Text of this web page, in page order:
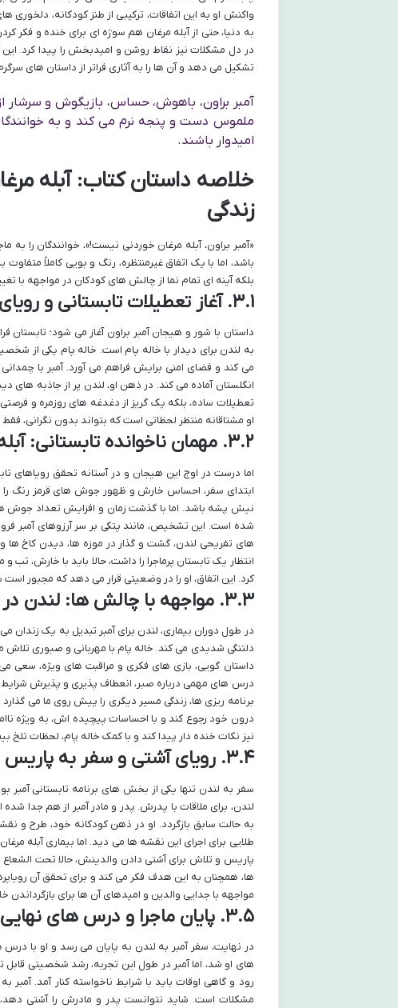
واکنش او به این اتفاقات، ترکیبی از طنز کودکانه، دلخوری
به دنیا، حتی از آبله مرغان هم سوژه ای برای خنده و فکر
در دل مشکلات نیز نقاط روشن و امیدبخش را پیدا کرد.
تشکیل می دهد و آن ها را به آثاری فراتر از داستان های
آمبر براون، باهوش، حساس، بازیگوش و سرشار
ملموس دست و پنجه نرم می کند و به
امیدوار باشند.
خلاصه داستان کتاب: آبله
زندگی
«آمبر براون، آبله مرغان خوردنی نیست!»، خوانندگان را به
باشد، اما با یک اتفاق غیرمنتظره، رنگ و بویی کاملاً
بلکه آینه ای تمام نما از چالش های کودکان در مواجهه
۳.۱. آغاز تعطیلات تابستانی و رویای لندن
داستان با شور و هیجان آمبر براون آغاز می شود؛ تابستان
به لندن برای دیدار با خاله پام است. خاله پام یکی از
می کند و فضای امنی برایش فراهم می آورد. آمبر با
انگلستان آماده می کند. در ذهن او، لندن پر از جاذبه
تعطیلات ساده، بلکه یک گریز از دغدغه های روزمره و
او مشتاقانه منتظر لحظاتی است که بتواند بدون نگرانی،
۳.۲. مهمان ناخوانده تابستانی: آبله مرغان!
اما درست در اوج این هیجان و در آستانه تحقق رویاهای
ابتدای سفر، احساس خارش و ظهور جوش های قرمز رنگ
نیش پشه باشد. اما با گذشت زمان و افزایش تعداد جوش
شده است. این تشخیص، مانند پتکی بر سر آرزوهای آمبر
های تفریحی لندن، گشت و گذار در موزه ها، دیدن کاخ ها
انتظار یک تابستان پرماجرا را داشت، حالا باید با خارش،
کرد. این اتفاق، او را در وضعیتی قرار می دهد که مجبور است
۳.۳. مواجهه با چالش ها: لندن در دوران بیماری
در طول دوران بیماری، لندن برای آمبر تبدیل به یک زندان
دلتنگی شدیدی می کند. خاله پام با مهربانی و صبوری تلاش
داستان گویی، بازی های فکری و مراقبت های ویژه، سعی می
درس های مهمی درباره صبر، انعطاف پذیری و پذیرش شرایط
برنامه ریزی ها، زندگی مسیر دیگری را پیش روی ما می
درون خود رجوع کند و با احساسات پیچیده اش، به ویژه
نیز نکات خنده دار پیدا کند و با کمک خاله پام، لحظات تلخ
۳.۴. رویای آشتی و سفر به پاریس
سفر به لندن تنها یکی از بخش های برنامه تابستانی
لندن، برای ملاقات با پدرش. پدر و مادر آمبر از هم جدا
به حالت سابق بازگردد. او در ذهن کودکانه خود، طرح و
طلایی برای اجرای این نقشه ها می دید. اما بیماری آبله
پاریس و تلاش برای آشتی دادن والدینش، حالا تحت
ها، همچنان به این هدف فکر می کند و برای تحقق آن
مواجهه با جدایی والدین و امیدهای آن ها برای
۳.۵. پایان ماجرا و درس های نهایی آمبر
در نهایت، سفر آمبر به لندن به پایان می رسد و او با درس
های او شد، اما آمبر در طول این تجربه، رشد شخصیتی
رود و گاهی اوقات باید با شرایط ناخواسته کنار آمد.
مشکلات است. شاید نتوانست پدر و مادرش را آشتی